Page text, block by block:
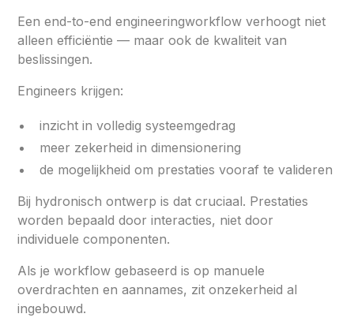
Een end-to-end engineeringworkflow verhoogt niet
alleen efficiëntie — maar ook de kwaliteit van
beslissingen.
Engineers krijgen:
inzicht in volledig systeemgedrag
meer zekerheid in dimensionering
de mogelijkheid om prestaties vooraf te valideren
Bij hydronisch ontwerp is dat cruciaal. Prestaties
worden bepaald door interacties, niet door
individuele componenten.
Als je workflow gebaseerd is op manuele
overdrachten en aannames, zit onzekerheid al
ingebouwd.